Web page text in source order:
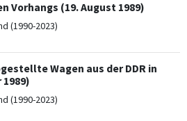
Vorhangs (19. August 1989)
(1990-2023)
Wagen aus der DDR in
(1990-2023)